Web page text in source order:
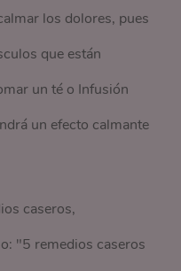
los dolores, pues
que están
un té o Infusión
un efecto calmante
caseros,
"5 remedios caseros